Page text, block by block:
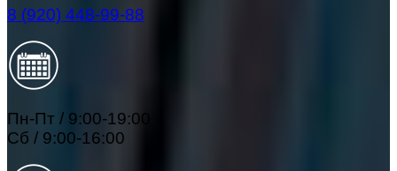
8 (920) 448-99-88
Пн-Пт / 9:00-19:00
Сб / 9:00-16:00